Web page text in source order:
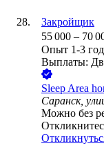
Закройщик
55 000 – 70
Опыт 1-3
Выплаты:
Sleep Area
Саранск,
Можно без